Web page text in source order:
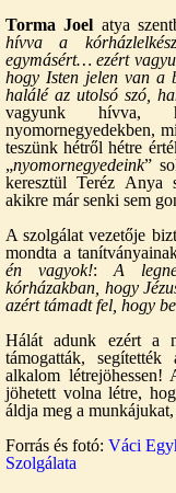
Torma Joel atya
hívva a
egymásért… ezért
hogy Isten jelen van a
halálé az utolsó szó,
vagyunk hívva,
nyomornegyedekben,
teszünk hétről hétre
„nyomornegyedeink”
keresztül Teréz Anya
akikre már senki sem
A szolgálat vezetője
mondta a
én vagyok!: A
kórházakban, hogy
azért támadt fel, hogy
Hálát adunk ezért a
támogatták,
alkalom létrejöhessen!
jöhetett volna létre,
áldja meg a
Forrás és fotó: Váci
Szolgálata